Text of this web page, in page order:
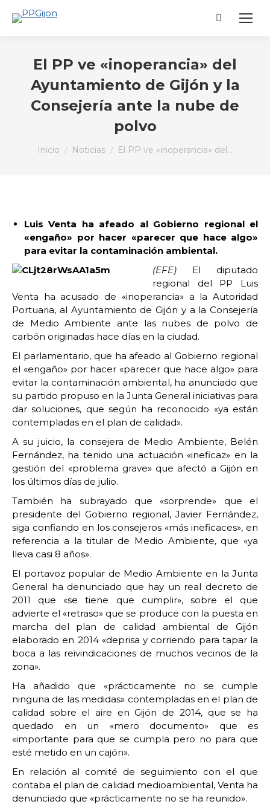
Buscar:
El PP ve «inoperancia» del
Ayuntamiento de Gijón y la
Consejería ante la nube de
polvo
Estás aquí:
Inicio Noticias El PP ve «inoperancia» del…
Luis Venta ha afeado al Gobierno regional el
«engaño» por hacer «parecer que hace algo»
para evitar la contaminación ambiental.
(EFE) El diputado
regional del PP Luis
Venta ha acusado de «inoperancia» a la Autoridad
Portuaria, al Ayuntamiento de Gijón y a la Consejería
de Medio Ambiente ante las nubes de polvo de
carbón originadas hace días en la ciudad.
El parlamentario, que ha afeado al Gobierno regional
el «engaño» por hacer «parecer que hace algo» para
evitar la contaminación ambiental, ha anunciado que
su partido propuso en la Junta General iniciativas para
dar soluciones, que según ha reconocido «ya están
contempladas en el plan de calidad».
A su juicio, la consejera de Medio Ambiente, Belén
Fernández, ha tenido una actuación «ineficaz» en la
gestión del «problema grave» que afectó a Gijón en
los últimos días de julio.
También ha subrayado que «sorprende» que el
presidente del Gobierno regional, Javier Fernández,
siga confiando en los consejeros «más ineficaces», en
referencia a la titular de Medio Ambiente, que «ya
lleva casi 8 años».
El portavoz popular de Medio Ambiente en la Junta
General ha denunciado que hay un real decreto de
2011 que «se tiene que cumplir», sobre el que
advierte el «retraso» que se produce con la puesta en
marcha del plan de calidad ambiental de Gijón
elaborado en 2014 «deprisa y corriendo para tapar la
boca a las reivindicaciones de muchos vecinos de la
zona».
Ha añadido que «prácticamente no se cumple
ninguna de las medidas» contempladas en el plan de
calidad sobre el aire en Gijón de 2014, que se ha
quedado en un «mero documento» que es
«importante para que se cumpla pero no para que
esté metido en un cajón».
En relación al comité de seguimiento con el que
contaba el plan de calidad medioambiental, Venta ha
denunciado que «prácticamente no se ha reunido».